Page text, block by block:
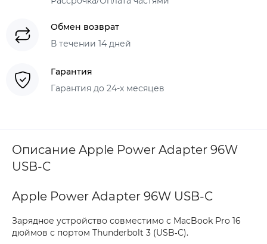
Обмен возврат
В течении 14 дней
Гарантия
Гарантия до 24-х месяцев
Описание Apple Power Adapter 96W
USB-C
Apple Power Adapter 96W USB-C
Зарядное устройство совместимо с MacBook Pro 16
дюймов с портом Thunderbolt 3 (USB‑C).